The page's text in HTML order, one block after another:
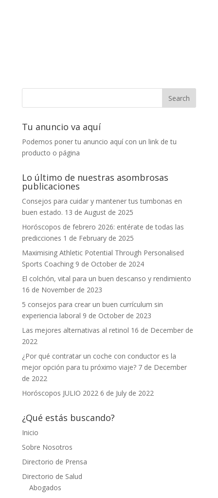
Tu anuncio va aquí
Podemos poner tu anuncio aquí con un link de tu
producto o página
Lo último de nuestras asombrosas
publicaciones
Consejos para cuidar y mantener tus tumbonas en
buen estado. 13 de August de 2025
Horóscopos de febrero 2026: entérate de todas las
predicciones 1 de February de 2025
Maximising Athletic Potential Through Personalised
Sports Coaching 9 de October de 2024
El colchón, vital para un buen descanso y rendimiento
16 de November de 2023
5 consejos para crear un buen currículum sin
experiencia laboral 9 de October de 2023
Las mejores alternativas al retinol 16 de December de
2022
¿Por qué contratar un coche con conductor es la
mejor opción para tu próximo viaje? 7 de December
de 2022
Horóscopos JULIO 2022 6 de July de 2022
¿Qué estás buscando?
Inicio
Sobre Nosotros
Directorio de Prensa
Directorio de Salud
Abogados